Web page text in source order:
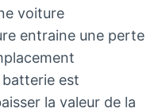
voiture
entraine une perte
est
la valeur de la